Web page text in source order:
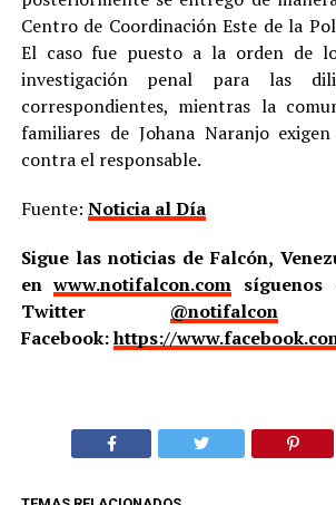
Centro de Coordinación Este de la
El caso fue puesto a la orden de
investigación penal para las
correspondientes, mientras la
familiares de Johana Naranjo
contra el responsable.
Fuente: Noticia al Día
Sigue las noticias de Falcón,
enwww.notifalcon.com síguenos
Twitter @notifalcony
Facebook:https://